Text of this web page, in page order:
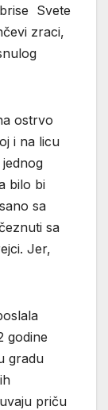
Svete
zraci,
ostrvo
i na licu
bilo bi
sa
sa
Jer,
godine
gradu
priču